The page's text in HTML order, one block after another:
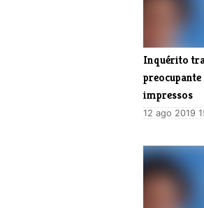
Inquérito
impressos
12 ago 2019